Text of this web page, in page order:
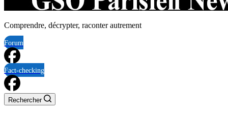
Comprendre, décrypter, raconter autrement
Forum
Fact-checking
Rechercher